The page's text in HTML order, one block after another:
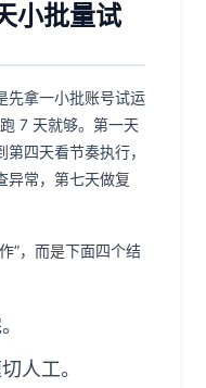
小批量试
先拿一小批账号试运
7 天就够。第一天
四天看节奏执行，
异常，第七天做复
”，而是下面四个结
人工。